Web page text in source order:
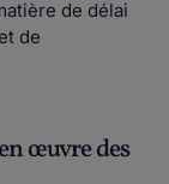
de délai
de
œuvre des